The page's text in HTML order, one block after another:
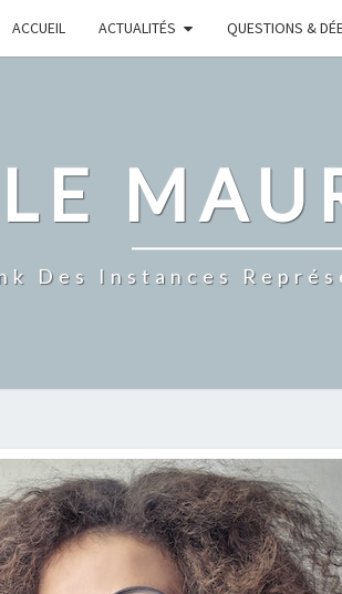
ACCUEIL ACTUALITÉS QUESTIONS &
Des Instances